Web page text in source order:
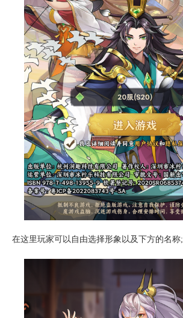
在这里玩家可以自由选择形象以及下方的名称;